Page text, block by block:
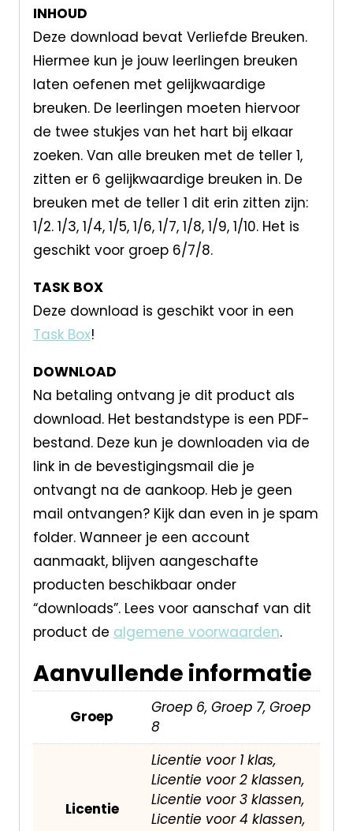
INHOUD
Deze download bevat Verliefde Breuken.
Hiermee kun je jouw leerlingen breuken
laten oefenen met gelijkwaardige
breuken. De leerlingen moeten hiervoor
de twee stukjes van het hart bij elkaar
zoeken. Van alle breuken met de teller 1,
zitten er 6 gelijkwaardige breuken in. De
breuken met de teller 1 dit erin zitten zijn:
1/2. 1/3, 1/4, 1/5, 1/6, 1/7, 1/8, 1/9, 1/10. Het is
geschikt voor groep 6/7/8.
TASK BOX
Deze download is geschikt voor in een
Task Box!
DOWNLOAD
Na betaling ontvang je dit product als
download. Het bestandstype is een PDF-
bestand. Deze kun je downloaden via de
link in de bevestigingsmail die je
ontvangt na de aankoop. Heb je geen
mail ontvangen? Kijk dan even in je spam
folder. Wanneer je een account
aanmaakt, blijven aangeschafte
producten beschikbaar onder
“downloads”. Lees voor aanschaf van dit
product de algemene voorwaarden.
Aanvullende informatie
Groep
Groep 6, Groep 7, Groep
8
Licentie
Licentie voor 1 klas,
Licentie voor 2 klassen,
Licentie voor 3 klassen,
Licentie voor 4 klassen,